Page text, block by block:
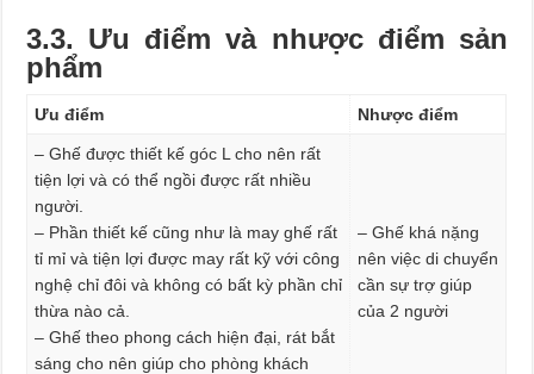
3.3. Ưu điểm và nhược điểm sản
phẩm
Ưu điểm Nhược điểm
– Ghế được thiết kế góc L cho nên rất
tiện lợi và có thể ngồi được rất nhiều
người.
– Phần thiết kế cũng như là may ghế rất
tỉ mỉ và tiện lợi được may rất kỹ với công
nghệ chỉ đôi và không có bất kỳ phần chỉ
thừa nào cả.
– Ghế theo phong cách hiện đại, rát bắt
sáng cho nên giúp cho phòng khách
– Ghế khá nặng
nên việc di chuyển
cần sự trợ giúp
của 2 người